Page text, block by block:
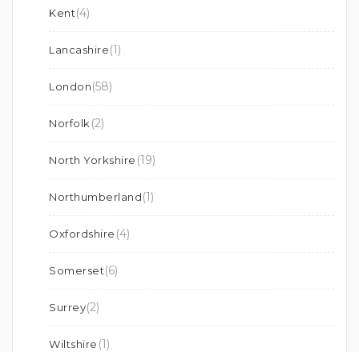
Kent(4)
Lancashire(1)
London(58)
Norfolk (2)
North Yorkshire (19)
Northumberland(1)
Oxfordshire (4)
Somerset(6)
Surrey(2)
Wiltshire (1)